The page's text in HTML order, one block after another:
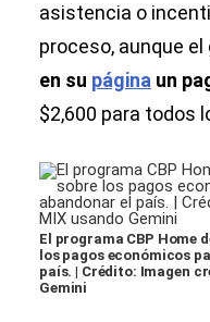
asistencia o
proceso, aunque el
en su página un
$2,600 para todos
El programa CBP Home
los pagos económicos
país. | Crédito: Imagen
Gemini